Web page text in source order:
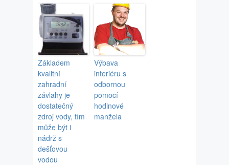
Základem
kvalitní
zahradní
závlahy je
dostatečný
zdroj vody, tím
může být i
nádrž s
dešťovou
vodou
Výbava
interiéru s
odbornou
pomocí
hodinové
manžela